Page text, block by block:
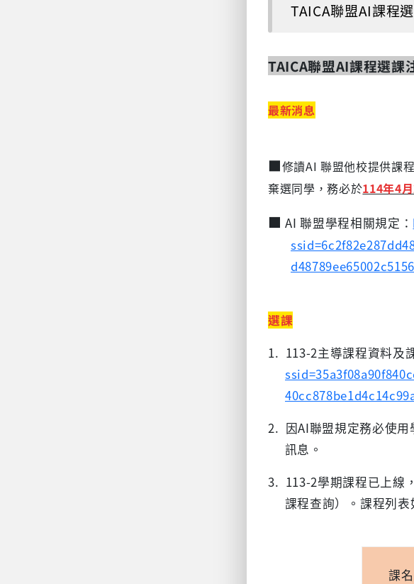
TAICA聯盟AI課程
TAICA聯盟AI課程選課
最新消息
■修讀AI聯盟他校提供課
棄選同學，務必於114年4
■ AI 聯盟學程相關規定：
選課
1. 113-2主導課程資料及
2. 因AI聯盟規定務必使
訊息。
3. 113-2學期課程已上線
課程查詢）。課程列表
課名